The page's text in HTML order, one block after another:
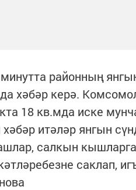
районның
хәбәр керә.
18 кв.мда иске
итәләр янгын
салкын
саклап,